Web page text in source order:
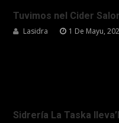
Tuvimos nel Cider
Lasidra 1 De Mayu,
Sidrería La Taska